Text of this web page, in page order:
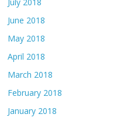
June 2018
May 2018
April 2018
March 2018
February 2018
January 2018